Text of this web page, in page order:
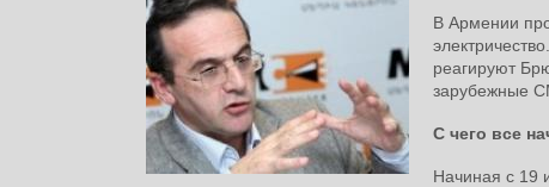
В Армении
реагируют
зарубежные
С чего все
Начиная с 19